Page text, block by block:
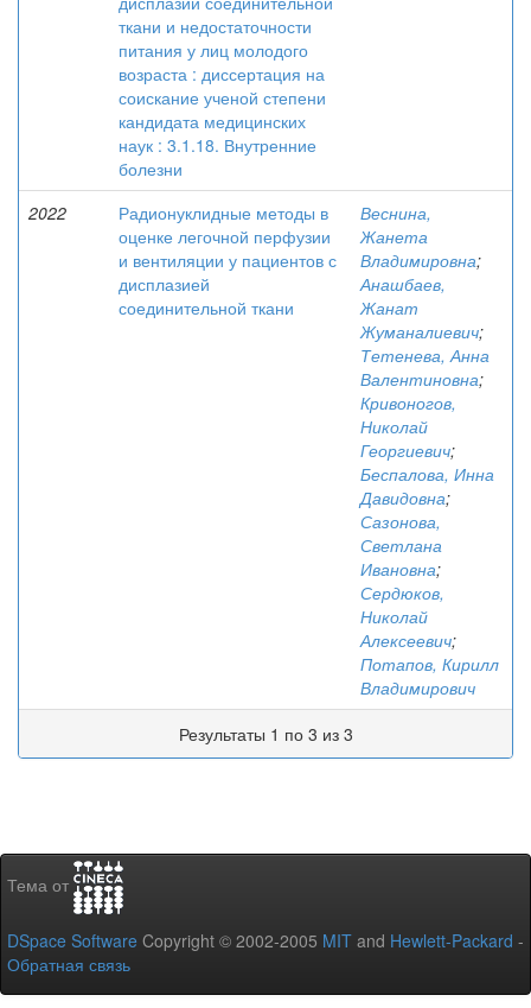
ткани и недостаточности
питания у лиц молодого
возраста : диссертация на
соискание ученой степени
кандидата медицинских
наук : 3.1.18. Внутренние
болезни
2022
Радионуклидные методы в
оценке легочной перфузии
и вентиляции у пациентов с
дисплазией
соединительной ткани
Веснина,
Жанета
Владимировна;
Анашбаев,
Жанат
Жуманалиевич;
Тетенева, Анна
Валентиновна;
Кривоногов,
Николай
Георгиевич;
Беспалова, Инна
Давидовна;
Сазонова,
Светлана
Ивановна;
Сердюков,
Николай
Алексеевич;
Потапов, Кирилл
Владимирович
Результаты 1 по 3 из 3
Тема от
DSpace Software Copyright © 2002-2005 MIT and Hewlett-Packard -
Обратная связь